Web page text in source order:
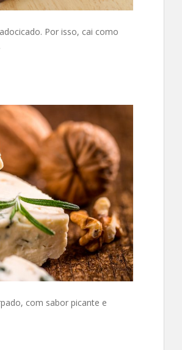
Por isso, cai como
com sabor picante e